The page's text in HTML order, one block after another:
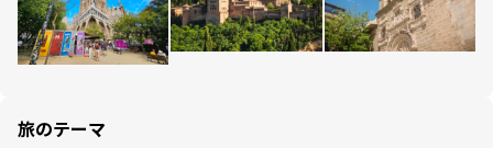
旅のテーマ